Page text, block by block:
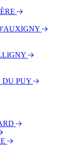
DU PUY